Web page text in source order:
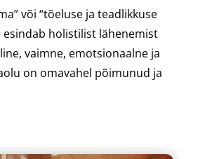
või “tõeluse ja teadlikkuse
esindab holistilist lähenemist
vaimne, emotsionaalne ja
on omavahel põimunud ja